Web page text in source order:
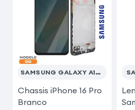
SAMSUNG GALAXY A16 5G
Chassis iPhone 16 Pro
Branco